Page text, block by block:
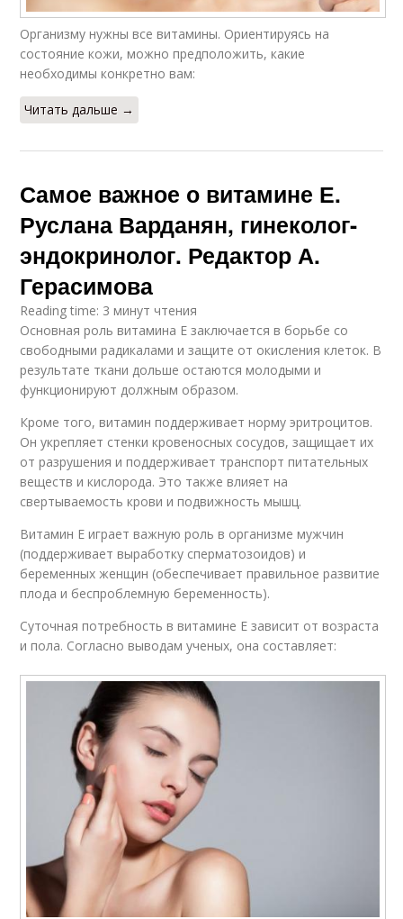
Организму нужны все витамины. Ориентируясь на
состояние кожи, можно предположить, какие
необходимы конкретно вам:
Читать дальше →
Самое важное о витамине Е.
Руслана Варданян, гинеколог-
эндокринолог. Редактор А.
Герасимова
Reading time: 3 минут чтения
Основная роль витамина Е заключается в борьбе со
свободными радикалами и защите от окисления клеток. В
результате ткани дольше остаются молодыми и
функционируют должным образом.
Кроме того, витамин поддерживает норму эритроцитов.
Он укрепляет стенки кровеносных сосудов, защищает их
от разрушения и поддерживает транспорт питательных
веществ и кислорода. Это также влияет на
свертываемость крови и подвижность мышц.
Витамин Е играет важную роль в организме мужчин
(поддерживает выработку сперматозоидов) и
беременных женщин (обеспечивает правильное развитие
плода и беспроблемную беременность).
Суточная потребность в витамине Е зависит от возраста
и пола. Согласно выводам ученых, она составляет: